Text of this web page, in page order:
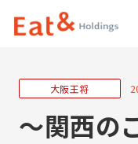
サイト内検索
～関西の